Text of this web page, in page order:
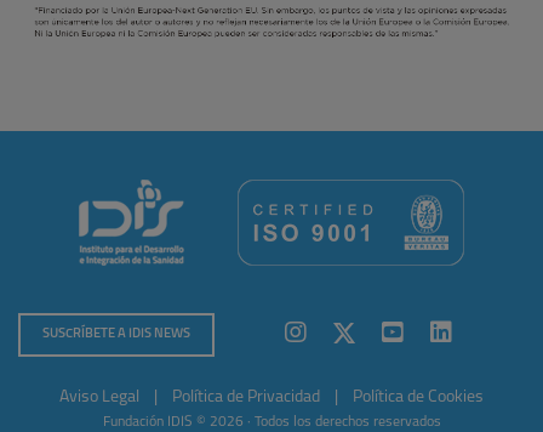
SUSCRÍBETE A IDIS NEWS
Aviso Legal Política de Privacidad Política de Cookies
Fundación IDIS © 2026 · Todos los derechos reservados